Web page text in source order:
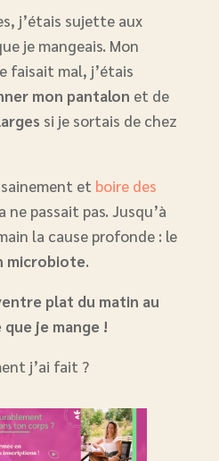
j’étais sujette aux
je mangeais. Mon
faisait mal, j’étais
mon pantalon et de
si je sortais de chez
sainement et boire des
ne passait pas. Jusqu’à
la cause profonde : le
microbiote.
plat du matin au
je mange !
j’ai fait ?